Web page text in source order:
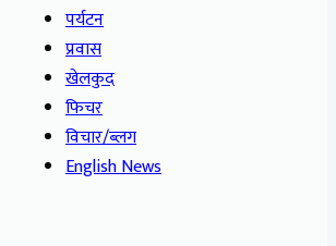
पर्यटन
प्रवास
खेलकुद
फिचर
विचार/ब्लग
English News